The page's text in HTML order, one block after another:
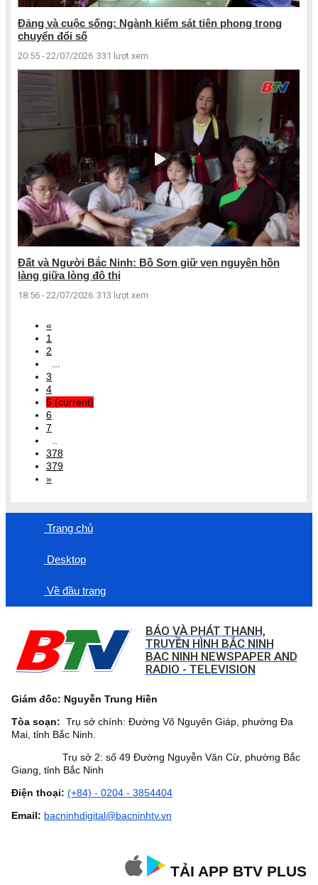
Đảng và cuộc sống: Ngành kiểm sát tiên phong trong
chuyển đổi số
20:55 - 22/07/2026 331 lượt xem
Đất và Người Bắc Ninh: Bồ Sơn giữ vẹn nguyên hồn
làng giữa lòng đô thị
18:56 - 22/07/2026 313 lượt xem
«
1
2
3
4
5 (current)
6
7
378
379
»
Trang chủ
Desktop
Về đầu trang
BÁO VÀ PHÁT THANH,
TRUYỀN HÌNH BẮC NINH
BAC NINH NEWSPAPER AND
RADIO - TELEVISION
Giám đốc: Nguyễn Trung Hiền
Tòa soạn: Trụ sở chính: Đường Võ Nguyên Giáp, phường Đa
Mai, tỉnh Bắc Ninh.
Trụ sở 2: số 49 Đường Nguyễn Văn Cừ, phường Bắc
Giang, tỉnh Bắc Ninh
Điện thoại: (+84) - 0204 - 3854404
Email: bacninhdigital@bacninhtv.vn
TẢI APP BTV PLUS